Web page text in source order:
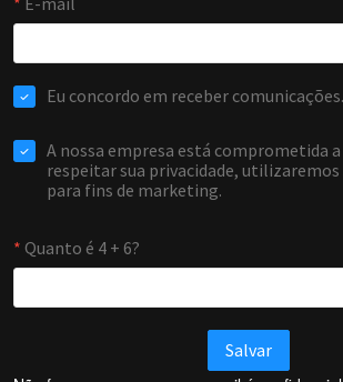
EMAIL
WHATSAPP / TELEFONE